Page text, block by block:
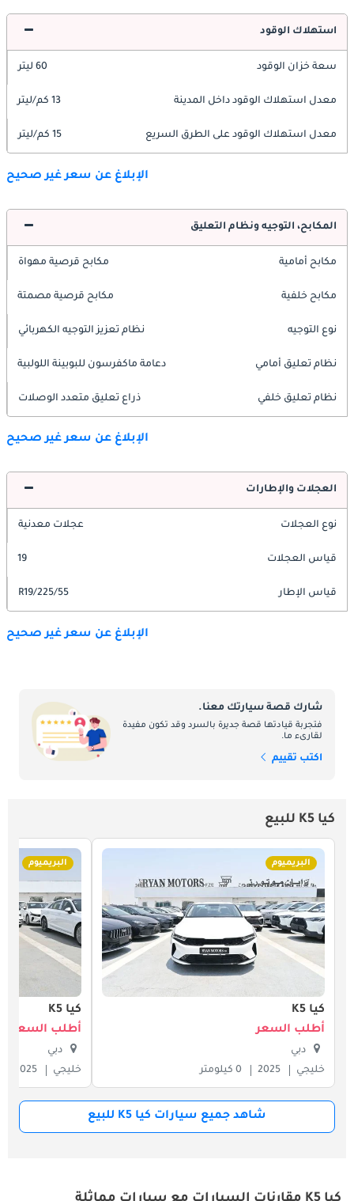
استهلاك الوقود
سعة خزان الوقود 60 ليتر
معدل استهلاك الوقود داخل المدينة 13 كم/ليتر
معدل استهلاك الوقود على الطرق السريع 15 كم/ليتر
الإبلاغ عن سعر غير صحيح
المكابح، التوجيه ونظام التعليق
مكابح أمامية مكابح قرصية مهواة
مكابح خلفية مكابح قرصية مصمتة
نوع التوجيه نظام تعزيز التوجيه الكهربائي
نظام تعليق أمامي دعامة ماكفرسون للبوبينة اللولبية
نظام تعليق خلفي ذراع تعليق متعدد الوصلات
الإبلاغ عن سعر غير صحيح
العجلات والإطارات
نوع العجلات عجلات معدنية
قياس العجلات 19
قياس الإطار 225/55/R19
الإبلاغ عن سعر غير صحيح
شارك قصة سيارتك معنا.
فتجربة قيادتها قصة جديرة بالسرد وقد تكون مفيدة
لقارىء ما.
اكتب تقييم
كيا K5 للبيع
البريميوم
كيا K5
أطلب السعر
دبي
خليجي
2025 0 كيلومتر
البريميوم
كيا K5
أطلب السعر
دبي
خليجي
2025
شاهد جميع سيارات كيا K5 للبيع